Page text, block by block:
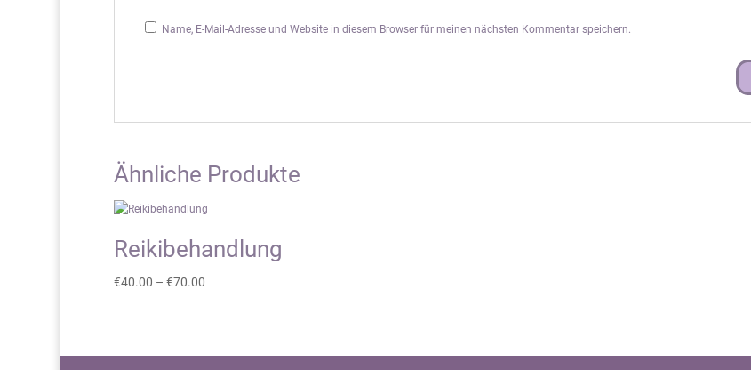
Name, E-Mail-Adresse und Website in diesem Browser für meinen nächsten Kommentar speichern.
Ähnliche Produkte
Reikibehandlung
€40.00 – €70.00Preisspanne: